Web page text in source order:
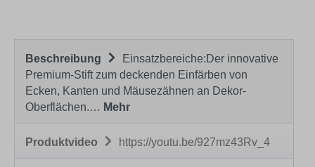
Beschreibung
Einsatzbereiche:Der innovative
Premium-Stift zum deckenden Einfärben von
Ecken, Kanten und Mäusezähnen an Dekor-
Oberflächen.… Mehr
Produktvideo https://youtu.be/927mz43Rv_4